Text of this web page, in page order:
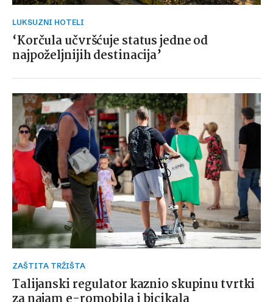
LUKSUZNI HOTELI
‘Korčula učvršćuje status jedne od
najpoželjnijih destinacija’
ZAŠTITA TRŽIŠTA
Talijanski regulator kaznio skupinu tvrtki